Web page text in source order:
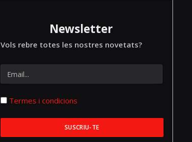
Newsletter
Vols rebre totes les nostres novetats?
Termes i condicions